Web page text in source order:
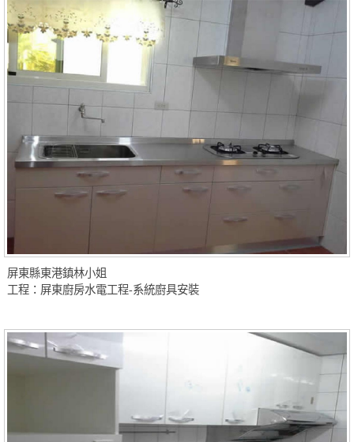
屏東縣東港鎮林小姐
工程：屏東廚房水電工程-系統廚具安裝